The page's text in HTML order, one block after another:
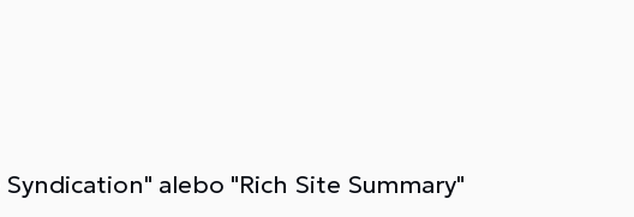
Syndication" alebo "Rich Site Summary"